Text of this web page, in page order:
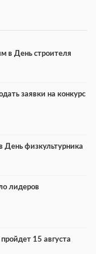
в День строителя
заявки на конкурс
День физкультурника
лидеров
15 августа